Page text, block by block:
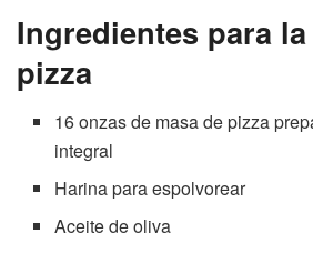
Ingredientes para
pizza
16 onzas de masa de pizza
integral
Harina para espolvorear
Aceite de oliva